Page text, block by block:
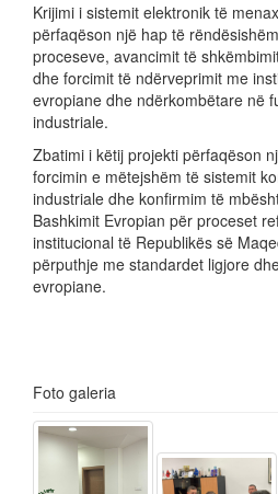
Krijimi i sistemit elektronik të
përfaqëson një hap të
proceseve, avancimit të
dhe forcimit të ndërveprimit me
evropiane dhe ndërkombëtare në
industriale.
Zbatimi i këtij projekti përfaqëson
forcimin e mëtejshëm të sistemit
industriale dhe konfirmim të
Bashkimit Evropian për proceset
institucional të Republikës së
përputhje me standardet ligjore
evropiane.
Foto galeria